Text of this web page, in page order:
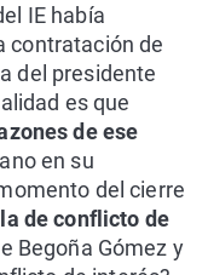
IE había
contratación de
del presidente
es que
de ese
en su
del cierre
de conflicto de
Begoña Gómez y